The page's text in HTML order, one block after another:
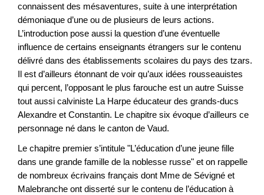
connaissent des mésaventures, suite à une interprétation
démoniaque d’une ou de plusieurs de leurs actions.
L’introduction pose aussi la question d’une éventuelle
influence de certains enseignants étrangers sur le contenu
délivré dans des établissements scolaires du pays des tzars.
Il est d’ailleurs étonnant de voir qu’aux idées rousseauistes
qui percent, l’opposant le plus farouche est un autre Suisse
tout aussi calviniste La Harpe éducateur des grands-ducs
Alexandre et Constantin. Le chapitre six évoque d’ailleurs ce
personnage né dans le canton de Vaud.
Le chapitre premier s’intitule "L’éducation d’une jeune fille
dans une grande famille de la noblesse russe" et on rappelle
de nombreux écrivains français dont Mme de Sévigné et
Malebranche ont disserté sur le contenu de l’éducation à